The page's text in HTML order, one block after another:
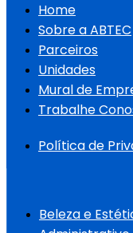
Home
Sobre a ABTEC
Parceiros
Unidades
Mural de
Trabalhe
Política de
Beleza e